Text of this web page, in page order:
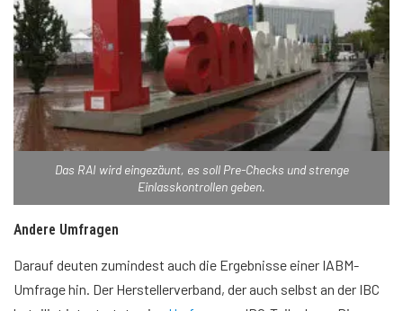
Das RAI wird eingezäunt, es soll Pre-Checks und strenge
Einlasskontrollen geben.
Andere Umfragen
Darauf deuten zumindest auch die Ergebnisse einer IABM-
Umfrage hin. Der Herstellerverband, der auch selbst an der IBC